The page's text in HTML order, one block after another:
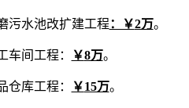
污水池改扩建工程：￥2万。
车间工程： ￥8万。
仓库工程： ￥15万。